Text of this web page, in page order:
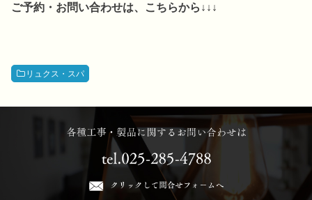
ご予約・お問い合わせは、こちらから↓↓↓
リュクス・スパ